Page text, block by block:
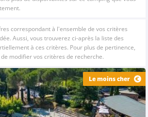
correspondant à l'ensemble de vos critères
Aussi, vous trouverez ci-après la liste des
à ces critères. Pour plus de pertinence,
modifier vos critères de recherche.
Le moins cher